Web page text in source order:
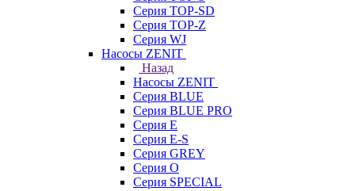
Серия TOP-SD
Серия TOP-Z
Серия WJ
Насосы ZENIT
Назад
Насосы ZENIT
Серия BLUE
Серия BLUE PRO
Серия E
Серия E-S
Серия GREY
Серия O
Серия SPECIAL